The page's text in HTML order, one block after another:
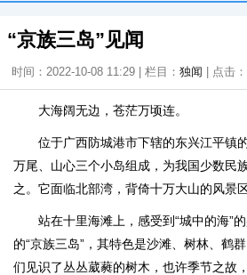
“京族三岛”见闻
时间：2022-10-08 11:29 | 栏目： 独闻 | 点击：
大海阔无边，苍茫万顷连。
位于广西防城港市下辖的东兴江平镇
万尾、山心三个小岛组成，为我国少数民
之。它面临北部湾，背倚十万大山的风景
站在十里海滩上，感受到“城中的海”
的“京族三岛”，其特色是沙滩、树林、鹤
们见识了丛丛葳蕤的树木，也许季节之故